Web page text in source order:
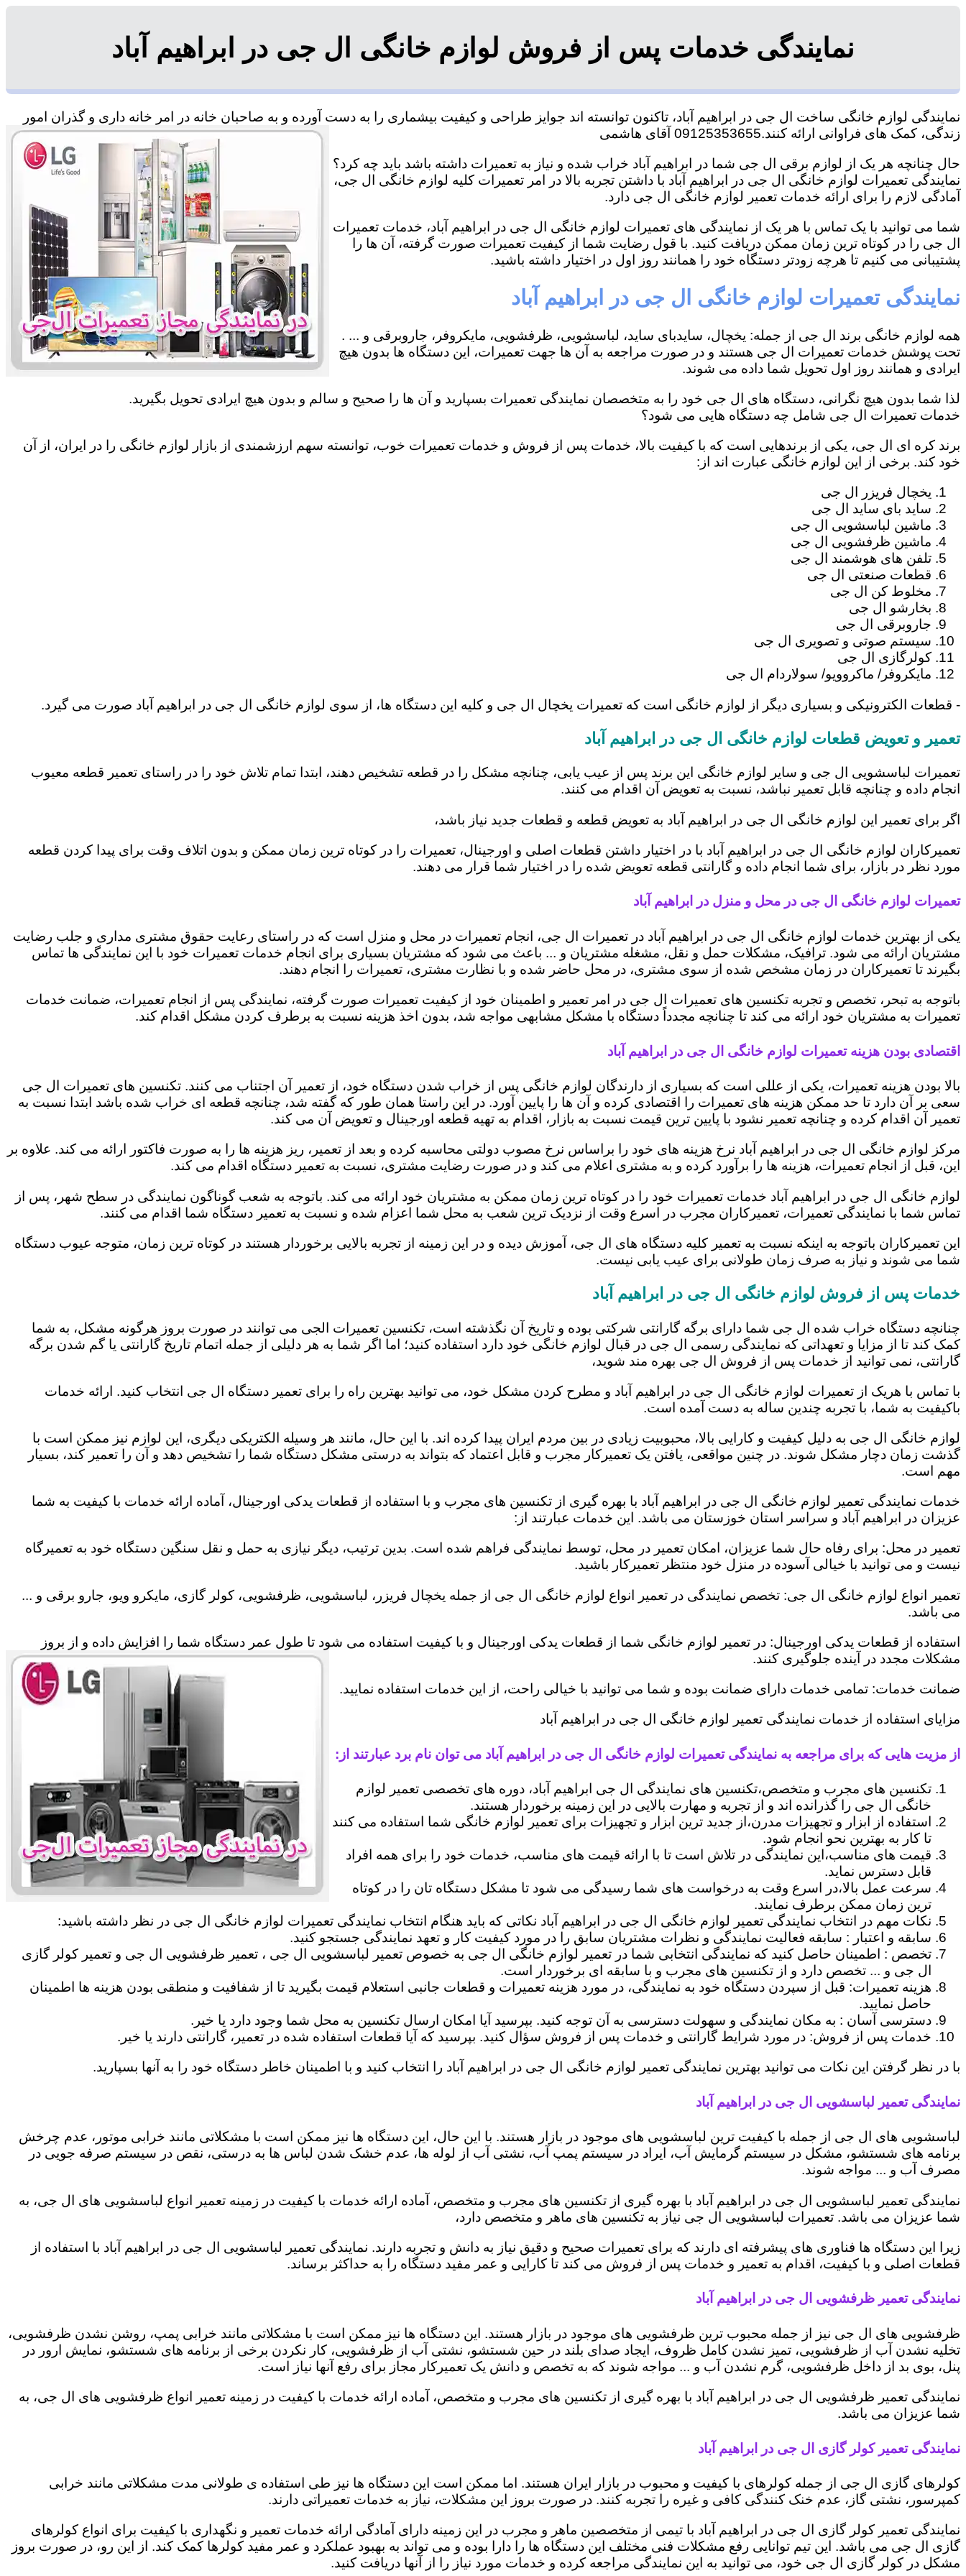
نمایندگی خدمات پس از فروش لوازم خانگی ال جی در ابراهیم آباد
نمایندگی لوازم خانگی ساخت ال جی در ابراهیم آباد، تاکنون توانسته اند جوایز طراحی و کیفیت بیشماری را به دست آورده و به صاحبان خانه در امر خانه داری و گذران امور
زندگی، کمک های فراوانی ارائه کنند.09125353655 آقای هاشمی
حال چنانچه هر یک از لوازم برقی ال جی شما در ابراهیم آباد خراب شده و نیاز به تعمیرات داشته باشد باید چه کرد؟
نمایندگی تعمیرات لوازم خانگی ال جی در ابراهیم آباد با داشتن تجربه بالا در امر تعمیرات کلیه لوازم خانگی ال جی،
آمادگی لازم را برای ارائه خدمات تعمیر لوازم خانگی ال جی دارد.
شما می توانید با یک تماس با هر یک از نمایندگی های تعمیرات لوازم خانگی ال جی در ابراهیم آباد، خدمات تعمیرات
ال جی را در کوتاه ترین زمان ممکن دریافت کنید. با قول رضایت شما از کیفیت تعمیرات صورت گرفته، آن ها را
پشتیبانی می کنیم تا هرچه زودتر دستگاه خود را همانند روز اول در اختیار داشته باشید.
نمایندگی تعمیرات لوازم خانگی ال جی در ابراهیم آباد
همه لوازم خانگی برند ال جی از جمله: یخچال، سایدبای ساید، لباسشویی، ظرفشویی، مایکروفر، جاروبرقی و ... .
تحت پوشش خدمات تعمیرات ال جی هستند و در صورت مراجعه به آن ها جهت تعمیرات، این دستگاه ها بدون هیچ
ایرادی و همانند روز اول تحویل شما داده می شوند.
لذا شما بدون هیچ نگرانی، دستگاه های ال جی خود را به متخصصان نمایندگی تعمیرات بسپارید و آن ها را صحیح و سالم و بدون هیچ ایرادی تحویل بگیرید.
خدمات تعمیرات ال جی شامل چه دستگاه هایی می شود؟
برند کره ای ال جی، یکی از برندهایی است که با کیفیت بالا، خدمات پس از فروش و خدمات تعمیرات خوب، توانسته سهم ارزشمندی از بازار لوازم خانگی را در ایران، از آن
خود کند. برخی از این لوازم خانگی عبارت اند از:
یخچال فریزر ال جی
ساید بای ساید ال جی
ماشین لباسشویی ال جی
ماشین ظرفشویی ال جی
تلفن های هوشمند ال جی
قطعات صنعتی ال جی
مخلوط کن ال جی
بخارشو ال جی
جاروبرقی ال جی
سیستم صوتی و تصویری ال جی
کولرگازی ال جی
مایکروفر/ ماکروویو/ سولاردام ال جی
- قطعات الکترونیکی و بسیاری دیگر از لوازم خانگی است که تعمیرات یخچال ال جی و کلیه این دستگاه ها، از سوی لوازم خانگی ال جی در ابراهیم آباد صورت می گیرد.
تعمیر و تعویض قطعات لوازم خانگی ال جی در ابراهیم آباد
تعمیرات لباسشویی ال جی و سایر لوازم خانگی این برند پس از عیب یابی، چنانچه مشکل را در قطعه تشخیص دهند، ابتدا تمام تلاش خود را در راستای تعمیر قطعه معیوب
انجام داده و چنانچه قابل تعمیر نباشد، نسبت به تعویض آن اقدام می کنند.
اگر برای تعمیر این لوازم خانگی ال جی در ابراهیم آباد به تعویض قطعه و قطعات جدید نیاز باشد،
تعمیرکاران لوازم خانگی ال جی در ابراهیم آباد با در اختیار داشتن قطعات اصلی و اورجینال، تعمیرات را در کوتاه ترین زمان ممکن و بدون اتلاف وقت برای پیدا کردن قطعه
مورد نظر در بازار، برای شما انجام داده و گارانتی قطعه تعویض شده را در اختیار شما قرار می دهند.
تعمیرات لوازم خانگی ال جی در محل و منزل در ابراهیم آباد
یکی از بهترین خدمات لوازم خانگی ال جی در ابراهیم آباد در تعمیرات ال جی، انجام تعمیرات در محل و منزل است که در راستای رعایت حقوق مشتری مداری و جلب رضایت
مشتریان ارائه می شود. ترافیک، مشکلات حمل و نقل، مشغله مشتریان و ... باعث می شود که مشتریان بسیاری برای انجام خدمات تعمیرات خود با این نمایندگی ها تماس
بگیرند تا تعمیرکاران در زمان مشخص شده از سوی مشتری، در محل حاضر شده و با نظارت مشتری، تعمیرات را انجام دهند.
باتوجه به تبحر، تخصص و تجربه تکنسین های تعمیرات ال جی در امر تعمیر و اطمینان خود از کیفیت تعمیرات صورت گرفته، نمایندگی پس از انجام تعمیرات، ضمانت خدمات
تعمیرات به مشتریان خود ارائه می کند تا چنانچه مجدداً دستگاه با مشکل مشابهی مواجه شد، بدون اخذ هزینه نسبت به برطرف کردن مشکل اقدام کند.
اقتصادی بودن هزینه تعمیرات لوازم خانگی ال جی در ابراهیم آباد
بالا بودن هزینه تعمیرات، یکی از عللی است که بسیاری از دارندگان لوازم خانگی پس از خراب شدن دستگاه خود، از تعمیر آن اجتناب می کنند. تکنسین های تعمیرات ال جی
سعی بر آن دارد تا حد ممکن هزینه های تعمیرات را اقتصادی کرده و آن ها را پایین آورد. در این راستا همان طور که گفته شد، چنانچه قطعه ای خراب شده باشد ابتدا نسبت به
تعمیر آن اقدام کرده و چنانچه تعمیر نشود با پایین ترین قیمت نسبت به بازار، اقدام به تهیه قطعه اورجینال و تعویض آن می کند.
مرکز لوازم خانگی ال جی در ابراهیم آباد نرخ هزینه های خود را براساس نرخ مصوب دولتی محاسبه کرده و بعد از تعمیر، ریز هزینه ها را به صورت فاکتور ارائه می کند. علاوه بر
این، قبل از انجام تعمیرات، هزینه ها را برآورد کرده و به مشتری اعلام می کند و در صورت رضایت مشتری، نسبت به تعمیر دستگاه اقدام می کند.
لوازم خانگی ال جی در ابراهیم آباد خدمات تعمیرات خود را در کوتاه ترین زمان ممکن به مشتریان خود ارائه می کند. باتوجه به شعب گوناگون نمایندگی در سطح شهر، پس از
تماس شما با نمایندگی تعمیرات، تعمیرکاران مجرب در اسرع وقت از نزدیک ترین شعب به محل شما اعزام شده و نسبت به تعمیر دستگاه شما اقدام می کنند.
این تعمیرکاران باتوجه به اینکه نسبت به تعمیر کلیه دستگاه های ال جی، آموزش دیده و در این زمینه از تجربه بالایی برخوردار هستند در کوتاه ترین زمان، متوجه عیوب دستگاه
شما می شوند و نیاز به صرف زمان طولانی برای عیب یابی نیست.
خدمات پس از فروش لوازم خانگی ال جی در ابراهیم آباد
چنانچه دستگاه خراب شده ال جی شما دارای برگه گارانتی شرکتی بوده و تاریخ آن نگذشته است، تکنسین تعمیرات الجی می توانند در صورت بروز هرگونه مشکل، به شما
کمک کند تا از مزایا و تعهداتی که نمایندگی رسمی ال جی در قبال لوازم خانگی خود دارد استفاده کنید؛ اما اگر شما به هر دلیلی از جمله اتمام تاریخ گارانتی یا گم شدن برگه
گارانتی، نمی توانید از خدمات پس از فروش ال جی بهره مند شوید،
با تماس با هریک از تعمیرات لوازم خانگی ال جی در ابراهیم آباد و مطرح کردن مشکل خود، می توانید بهترین راه را برای تعمیر دستگاه ال جی انتخاب کنید. ارائه خدمات
باکیفیت به شما، با تجربه چندین ساله به دست آمده است.
لوازم خانگی ال جی به دلیل کیفیت و کارایی بالا، محبوبیت زیادی در بین مردم ایران پیدا کرده اند. با این حال، مانند هر وسیله الکتریکی دیگری، این لوازم نیز ممکن است با
گذشت زمان دچار مشکل شوند. در چنین مواقعی، یافتن یک تعمیرکار مجرب و قابل اعتماد که بتواند به درستی مشکل دستگاه شما را تشخیص دهد و آن را تعمیر کند، بسیار
مهم است.
خدمات نمایندگی تعمیر لوازم خانگی ال جی در ابراهیم آباد با بهره گیری از تکنسین های مجرب و با استفاده از قطعات یدکی اورجینال، آماده ارائه خدمات با کیفیت به شما
عزیزان در ابراهیم آباد و سراسر استان خوزستان می باشد. این خدمات عبارتند از:
تعمیر در محل: برای رفاه حال شما عزیزان، امکان تعمیر در محل، توسط نمایندگی فراهم شده است. بدین ترتیب، دیگر نیازی به حمل و نقل سنگین دستگاه خود به تعمیرگاه
نیست و می توانید با خیالی آسوده در منزل خود منتظر تعمیرکار باشید.
تعمیر انواع لوازم خانگی ال جی: تخصص نمایندگی در تعمیر انواع لوازم خانگی ال جی از جمله یخچال فریزر، لباسشویی، ظرفشویی، کولر گازی، مایکرو ویو، جارو برقی و ...
می باشد.
استفاده از قطعات یدکی اورجینال: در تعمیر لوازم خانگی شما از قطعات یدکی اورجینال و با کیفیت استفاده می شود تا طول عمر دستگاه شما را افزایش داده و از بروز
مشکلات مجدد در آینده جلوگیری کنند.
ضمانت خدمات: تمامی خدمات دارای ضمانت بوده و شما می توانید با خیالی راحت، از این خدمات استفاده نمایید.
مزایای استفاده از خدمات نمایندگی تعمیر لوازم خانگی ال جی در ابراهیم آباد
از مزیت هایی که برای مراجعه به نمایندگی تعمیرات لوازم خانگی ال جی در ابراهیم آباد می توان نام برد عبارتند از:
تکنسین های مجرب و متخصص،تکنسین های نمایندگی ال جی ابراهیم آباد، دوره های تخصصی تعمیر لوازم
خانگی ال جی را گذرانده اند و از تجربه و مهارت بالایی در این زمینه برخوردار هستند.
استفاده از ابزار و تجهیزات مدرن،از جدید ترین ابزار و تجهیزات برای تعمیر لوازم خانگی شما استفاده می کنند
تا کار به بهترین نحو انجام شود.
قیمت های مناسب،این نمایندگی در تلاش است تا با ارائه قیمت های مناسب، خدمات خود را برای همه افراد
قابل دسترس نماید.
سرعت عمل بالا،در اسرع وقت به درخواست های شما رسیدگی می شود تا مشکل دستگاه تان را در کوتاه
ترین زمان ممکن برطرف نمایند.
نکات مهم در انتخاب نمایندگی تعمیر لوازم خانگی ال جی در ابراهیم آباد نکاتی که باید هنگام انتخاب نمایندگی تعمیرات لوازم خانگی ال جی در نظر داشته باشید:
سابقه و اعتبار : سابقه فعالیت نمایندگی و نظرات مشتریان سابق را در مورد کیفیت کار و تعهد نمایندگی جستجو کنید.
تخصص : اطمینان حاصل کنید که نمایندگی انتخابی شما در تعمیر لوازم خانگی ال جی به خصوص تعمیر لباسشویی ال جی ، تعمیر ظرفشویی ال جی و تعمیر کولر گازی
ال جی و ... تخصص دارد و از تکنسین های مجرب و با سابقه ای برخوردار است.
هزینه تعمیرات: قبل از سپردن دستگاه خود به نمایندگی، در مورد هزینه تعمیرات و قطعات جانبی استعلام قیمت بگیرید تا از شفافیت و منطقی بودن هزینه ها اطمینان
حاصل نمایید.
دسترسی آسان : به مکان نمایندگی و سهولت دسترسی به آن توجه کنید. بپرسید آیا امکان ارسال تکنسین به محل شما وجود دارد یا خیر.
خدمات پس از فروش: در مورد شرایط گارانتی و خدمات پس از فروش سؤال کنید. بپرسید که آیا قطعات استفاده شده در تعمیر، گارانتی دارند یا خیر.
با در نظر گرفتن این نکات می توانید بهترین نمایندگی تعمیر لوازم خانگی ال جی در ابراهیم آباد را انتخاب کنید و با اطمینان خاطر دستگاه خود را به آنها بسپارید.
نمایندگی تعمیر لباسشویی ال جی در ابراهیم آباد
لباسشویی های ال جی از جمله با کیفیت ترین لباسشویی های موجود در بازار هستند. با این حال، این دستگاه ها نیز ممکن است با مشکلاتی مانند خرابی موتور، عدم چرخش
برنامه های شستشو، مشکل در سیستم گرمایش آب، ایراد در سیستم پمپ آب، نشتی آب از لوله ها، عدم خشک شدن لباس ها به درستی، نقص در سیستم صرفه جویی در
مصرف آب و ... مواجه شوند.
نمایندگی تعمیر لباسشویی ال جی در ابراهیم آباد با بهره گیری از تکنسین های مجرب و متخصص، آماده ارائه خدمات با کیفیت در زمینه تعمیر انواع لباسشویی های ال جی، به
شما عزیزان می باشد. تعمیرات لباسشویی ال جی نیاز به تکنسین های ماهر و متخصص دارد،
زیرا این دستگاه ها فناوری های پیشرفته ای دارند که برای تعمیرات صحیح و دقیق نیاز به دانش و تجربه دارند. نمایندگی تعمیر لباسشویی ال جی در ابراهیم آباد با استفاده از
قطعات اصلی و با کیفیت، اقدام به تعمیر و خدمات پس از فروش می کند تا کارایی و عمر مفید دستگاه را به حداکثر برساند.
نمایندگی تعمیر ظرفشویی ال جی در ابراهیم آباد
ظرفشویی های ال جی نیز از جمله محبوب ترین ظرفشویی های موجود در بازار هستند. این دستگاه ها نیز ممکن است با مشکلاتی مانند خرابی پمپ، روشن نشدن ظرفشویی،
تخلیه نشدن آب از ظرفشویی، تمیز نشدن کامل ظروف، ایجاد صدای بلند در حین شستشو، نشتی آب از ظرفشویی، کار نکردن برخی از برنامه های شستشو، نمایش ارور در
پنل، بوی بد از داخل ظرفشویی، گرم نشدن آب و ... مواجه شوند که به تخصص و دانش یک تعمیرکار مجاز برای رفع آنها نیاز است.
نمایندگی تعمیر ظرفشویی ال جی در ابراهیم آباد با بهره گیری از تکنسین های مجرب و متخصص، آماده ارائه خدمات با کیفیت در زمینه تعمیر انواع ظرفشویی های ال جی، به
شما عزیزان می باشد.
نمایندگی تعمیر کولر گازی ال جی در ابراهیم آباد
کولرهای گازی ال جی از جمله کولرهای با کیفیت و محبوب در بازار ایران هستند. اما ممکن است این دستگاه ها نیز طی استفاده ی طولانی مدت مشکلاتی مانند خرابی
کمپرسور، نشتی گاز، عدم خنک کنندگی کافی و غیره را تجربه کنند. در صورت بروز این مشکلات، نیاز به خدمات تعمیراتی دارند.
نمایندگی تعمیر کولر گازی ال جی در ابراهیم آباد با تیمی از متخصصین ماهر و مجرب در این زمینه دارای آمادگی ارائه خدمات تعمیر و نگهداری با کیفیت برای انواع کولرهای
گازی ال جی می باشد. این تیم توانایی رفع مشکلات فنی مختلف این دستگاه ها را دارا بوده و می تواند به بهبود عملکرد و عمر مفید کولرها کمک کند. از این رو، در صورت بروز
مشکل در کولر گازی ال جی خود، می توانید به این نمایندگی مراجعه کرده و خدمات مورد نیاز را از آنها دریافت کنید.